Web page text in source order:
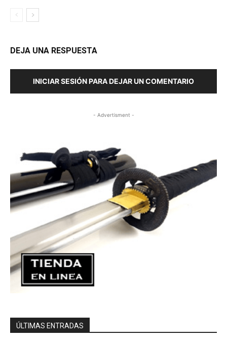
DEJA UNA RESPUESTA
INICIAR SESIÓN PARA DEJAR UN COMENTARIO
- Advertisment -
ÚLTIMAS ENTRADAS